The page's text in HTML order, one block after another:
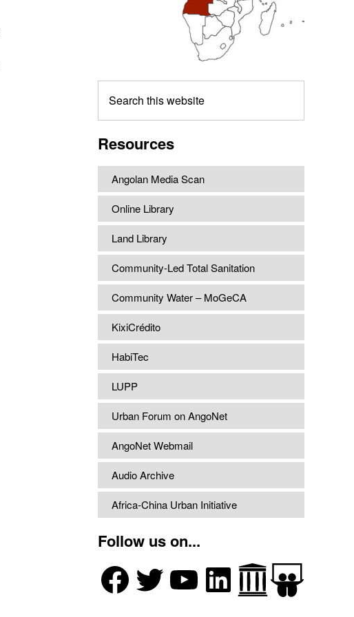
this
Resources
Angolan Media Scan
Online Library
Land Library
Community-Led Total Sanitation
Community Water – MoGeCA
KixiCrédito
HabiTec
LUPP
Urban Forum on AngoNet
AngoNet Webmail
Audio Archive
Africa-China Urban Initiative
Follow us on...